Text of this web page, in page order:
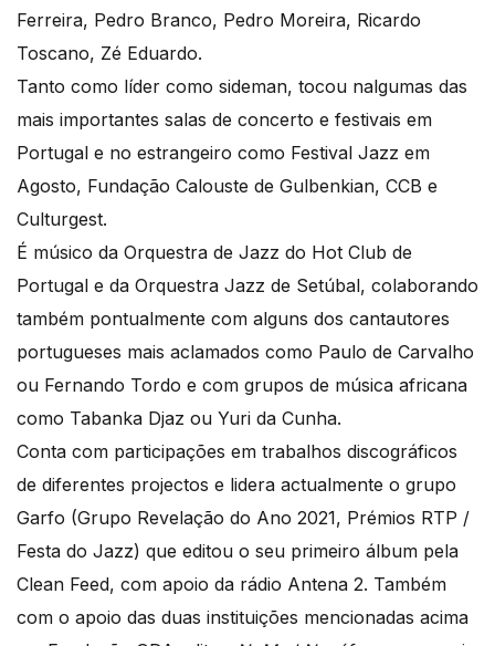
Ferreira, Pedro Branco, Pedro Moreira, Ricardo
Toscano, Zé Eduardo.
Tanto como líder como sideman, tocou nalgumas das
mais importantes salas de concerto e festivais em
Portugal e no estrangeiro como Festival Jazz em
Agosto, Fundação Calouste de Gulbenkian, CCB e
Culturgest.
É músico da Orquestra de Jazz do Hot Club de
Portugal e da Orquestra Jazz de Setúbal, colaborando
também pontualmente com alguns dos cantautores
portugueses mais aclamados como Paulo de Carvalho
ou Fernando Tordo e com grupos de música africana
como Tabanka Djaz ou Yuri da Cunha.
Conta com participações em trabalhos discográficos
de diferentes projectos e lidera actualmente o grupo
Garfo (Grupo Revelação do Ano 2021, Prémios RTP /
Festa do Jazz) que editou o seu primeiro álbum pela
Clean Feed, com apoio da rádio Antena 2. Também
com o apoio das duas instituições mencionadas acima